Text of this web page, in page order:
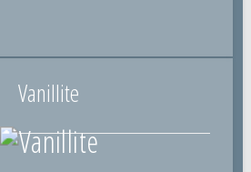
Vanillite